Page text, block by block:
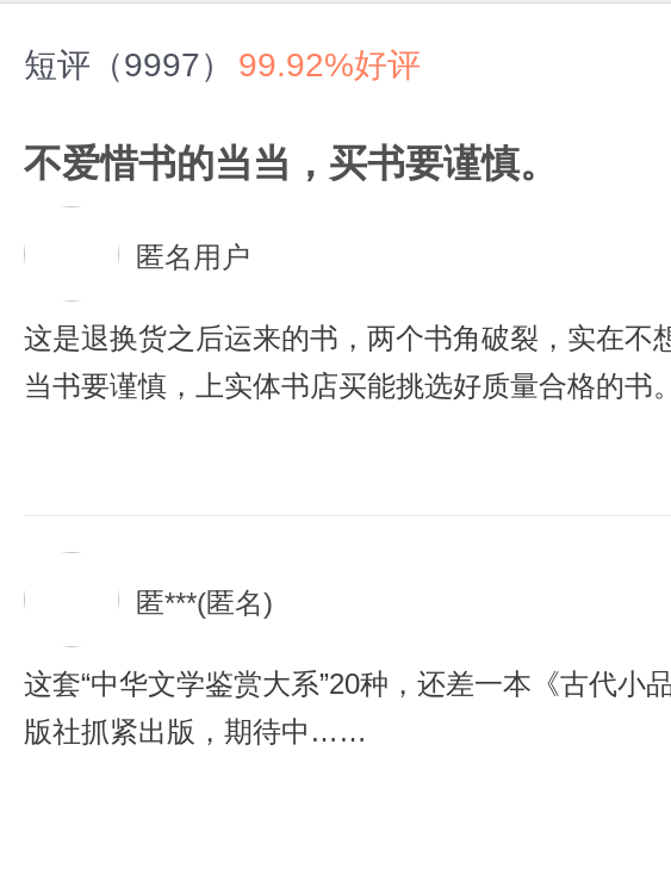
短评（9997） 99.92%好评
不爱惜书的当当，买书要谨慎。
匿名用户
这是退换货之后运来的书，两个书角破裂，实在
当书要谨慎，上实体书店买能挑选好质量合格的书
匿***(匿名)
这套“中华文学鉴赏大系”20种，还差一本《古代小
版社抓紧出版，期待中……